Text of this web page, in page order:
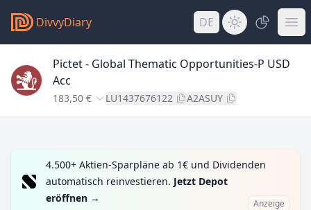
DivvyDiary DE
Pictet - Global Thematic Opportunities-P USD
Acc
183,50 € LU1437676122 A2ASUY
4.500+ Aktien-Sparpläne ab 1€ und Dividenden
automatisch reinvestieren. Jetzt Depot
eröffnen → Anzeige